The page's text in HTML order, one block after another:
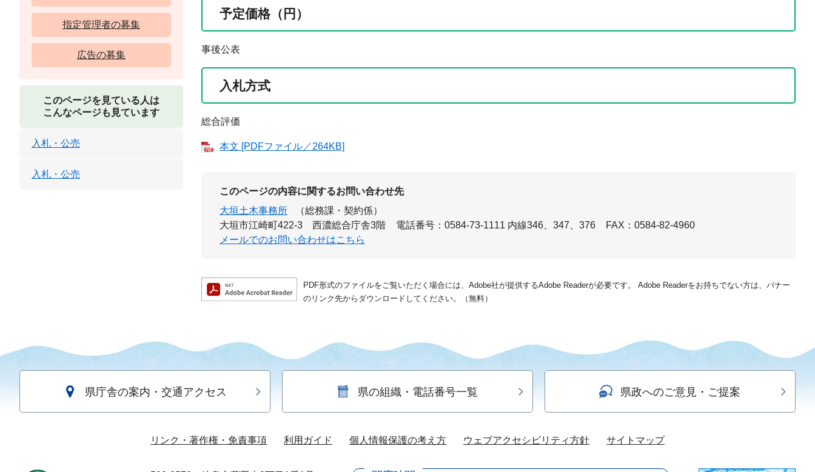
予定価格（円）
事後公表
入札方式
総合評価
本文 [PDFファイル／264KB]
このページの内容に関するお問い合わせ先
大垣土木事務所
（総務課・契約係）
大垣市江崎町422-3 西濃総合庁舎3階
電話番号：0584-73-1111 内線346、347、376
FAX：0584-82-4960
メールでのお問い合わせはこちら
PDF形式のファイルをご覧いただく場合には、Adobe社が提供するAdobe Readerが必要です。
Adobe Readerをお持ちでない方は、バナー
のリンク先からダウンロードしてください。（無料）
指定管理者の募集
広告の募集
このページを見ている人は
こんなページも見ています
入札・公売
入札・公売
県庁舎の案内・交通アクセス 県の組織・電話番号一覧 県政へのご意見・ご提案
リンク・著作権・免責事項 利用ガイド 個人情報保護の考え方 ウェブアクセシビリティ方針 サイトマップ